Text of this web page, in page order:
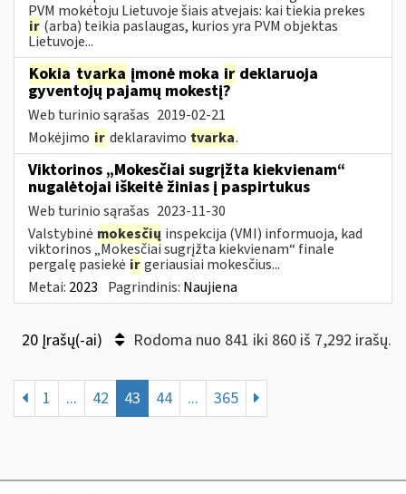
PVM mokėtoju Lietuvoje šiais atvejais: kai tiekia prekes
ir (arba) teikia paslaugas, kurios yra PVM objektas
Lietuvoje...
Kokia tvarka įmonė moka ir deklaruoja
gyventojų pajamų mokestį?
Web turinio sąrašas 2019-02-21
Mokėjimo ir deklaravimo tvarka.
Viktorinos „Mokesčiai sugrįžta kiekvienam“
nugalėtojai iškeitė žinias į paspirtukus
Web turinio sąrašas 2023-11-30
Valstybinė mokesčių inspekcija (VMI) informuoja, kad
viktorinos „Mokesčiai sugrįžta kiekvienam“ finale
pergalę pasiekė irgeriausiai mokesčius...
Metai: 2023 Pagrindinis: Naujiena
20 Įrašų(-ai) Rodoma nuo 841 iki 860 iš 7,292 irašų.
1 ... 42 43 44 ... 365